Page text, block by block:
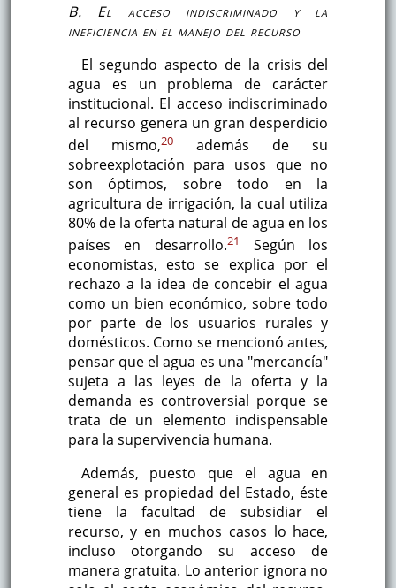
B. El acceso indiscriminado y la
ineficiencia en el manejo del recurso
El segundo aspecto de la crisis del
agua es un problema de carácter
institucional. El acceso indiscriminado
al recurso genera un gran desperdicio
del mismo,20además de su
sobreexplotación para usos que no
son óptimos, sobre todo en la
agricultura de irrigación, la cual utiliza
80% de la oferta natural de agua en los
países en desarrollo.21
Según los
economistas, esto se explica por el
rechazo a la idea de concebir el agua
como un bien económico, sobre todo
por parte de los usuarios rurales y
domésticos. Como se mencionó antes,
pensar que el agua es una "mercancía"
sujeta a las leyes de la oferta y la
demanda es controversial porque se
trata de un elemento indispensable
para la supervivencia humana.
Además, puesto que el agua en
general es propiedad del Estado, éste
tiene la facultad de subsidiar el
recurso, y en muchos casos lo hace,
incluso otorgando su acceso de
manera gratuita. Lo anterior ignora no